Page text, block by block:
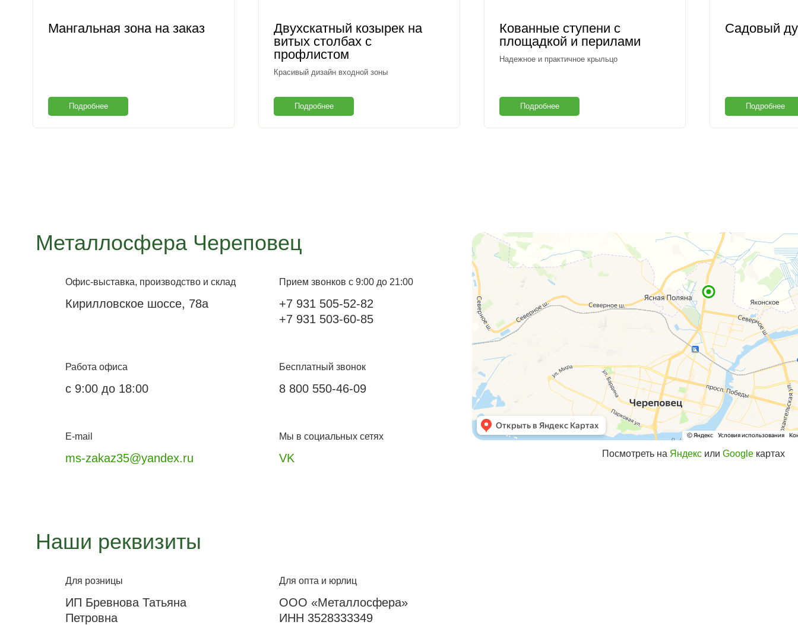
Мангальная зона на заказ
Подробнее
Двухскатный козырек на
витых столбах с
профлистом
Красивый дизайн входной зоны
Подробнее
Кованные ступени с
площадкой и перилами
Надежное и практичное крыльцо
Подробнее
Садовый
Подробнее
Металлосфера Череповец
Офис-выставка, производство и склад
Кирилловское шоссе, 78а
Прием звонков с 9:00 до 21:00
+7 931 505-52-82
+7 931 503-60-85
Работа офиса
с 9:00 до 18:00
Бесплатный звонок
8 800 550-46-09
E-mail
ms-zakaz35@yandex.ru
Мы в социальных сетях
VK Посмотреть на Яндексили Googleкартах
Наши реквизиты
Для розницы
ИП Бревнова Татьяна
Петровна
Для опта и юрлиц
ООО «Металлосфера»
ИНН 3528333349